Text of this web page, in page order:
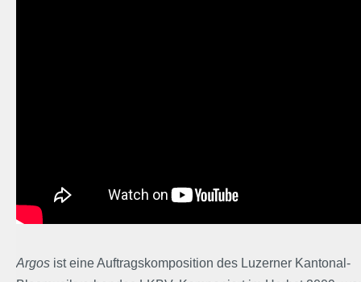
Argos ist eine Auftragskomposition des Luzerner Kantonal-